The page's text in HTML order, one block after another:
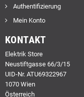
Authentifizierung
Mein Konto
KONTAKT
Elektrik Store
Neustiftgasse 66/3/15
UID-Nr. ATU69322967
1070 Wien
Österreich